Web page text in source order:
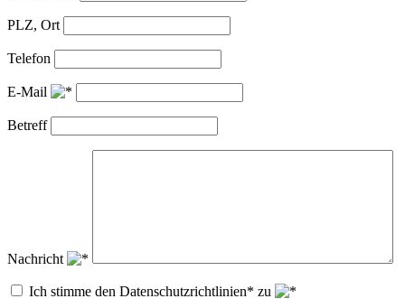
PLZ, Ort
Telefon
E-Mail
Betreff
Nachricht
Ich stimme den Datenschutzrichtlinien* zu